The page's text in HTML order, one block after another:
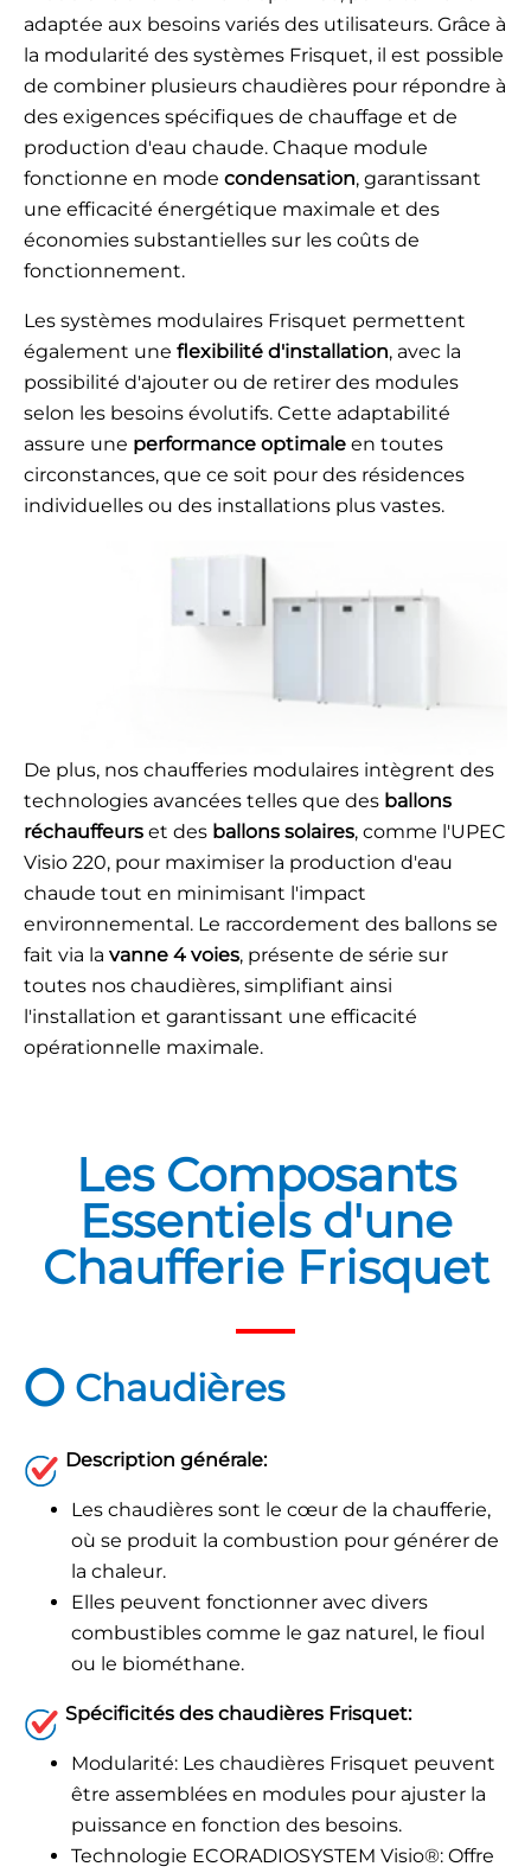
adaptée aux besoins variés des utilisateurs. Grâce à
la modularité des systèmes Frisquet, il est possible
de combiner plusieurs chaudières pour répondre à
des exigences spécifiques de chauffage et de
production d'eau chaude. Chaque module
fonctionne en mode condensation, garantissant
une efficacité énergétique maximale et des
économies substantielles sur les coûts de
fonctionnement.
Les systèmes modulaires Frisquet permettent
également une flexibilité d'installation, avec la
possibilité d'ajouter ou de retirer des modules
selon les besoins évolutifs. Cette adaptabilité
assure une performance optimale en toutes
circonstances, que ce soit pour des résidences
individuelles ou des installations plus vastes.
De plus, nos chaufferies modulaires intègrent des
technologies avancées telles que des ballons
réchauffeurs et des ballons solaires, comme l'UPEC
Visio 220, pour maximiser la production d'eau
chaude tout en minimisant l'impact
environnemental. Le raccordement des ballons se
fait via la vanne 4 voies, présente de série sur
toutes nos chaudières, simplifiant ainsi
l'installation et garantissant une efficacité
opérationnelle maximale.
Les Composants
Essentiels d'une
Chaufferie Frisquet
⭕ Chaudières
Description générale:
Les chaudières sont le cœur de la chaufferie,
où se produit la combustion pour générer de
la chaleur.
Elles peuvent fonctionner avec divers
combustibles comme le gaz naturel, le fioul
ou le biométhane.
Spécificités des chaudières Frisquet:
Modularité: Les chaudières Frisquet peuvent
être assemblées en modules pour ajuster la
puissance en fonction des besoins.
Technologie ECORADIOSYSTEM Visio®: Offre